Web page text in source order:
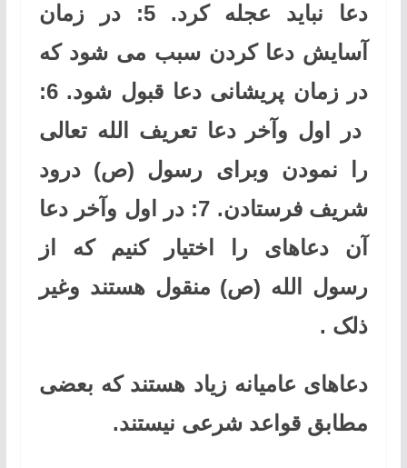
دعا نباید عجله کرد. 5: در زمان
آسایش دعا کردن سبب می شود که
در زمان پریشانی دعا قبول شود. 6:
در اول وآخر دعا تعریف الله تعالی
را نمودن وبرای رسول (ص) درود
شریف فرستادن. 7: در اول وآخر دعا
آن دعاهای را اختیار کنیم که از
رسول الله (ص) منقول هستند وغیر
ذلک .
دعاهای عامیانه زیاد هستند که بعضی
مطابق قواعد شرعی نیستند.